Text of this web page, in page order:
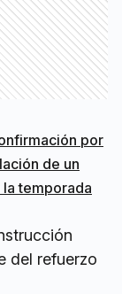
por
de un
temporada
del refuerzo